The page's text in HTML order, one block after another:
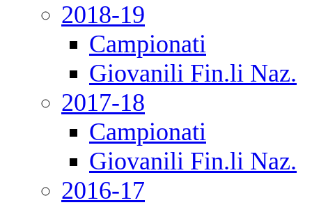
2018-19
Campionati
Giovanili Fin.li Naz.
2017-18
Campionati
Giovanili Fin.li Naz.
2016-17